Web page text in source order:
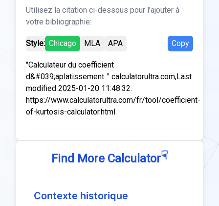
Utilisez la citation ci-dessous pour l’ajouter à
votre bibliographie:
Style: Chicago MLA APA Copy
"Calculateur du coefficient
d&#039;aplatissement ." calculatorultra.com,Last
modified 2025-01-20 11:48:32.
https://www.calculatorultra.com/fr/tool/coefficient-
of-kurtosis-calculator.html.
Find More Calculator☟
Contexte historique